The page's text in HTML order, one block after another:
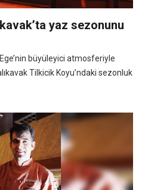
yaz sezonunu
büyüleyici atmosferiyle
Tilkicik Koyu’ndaki sezonluk